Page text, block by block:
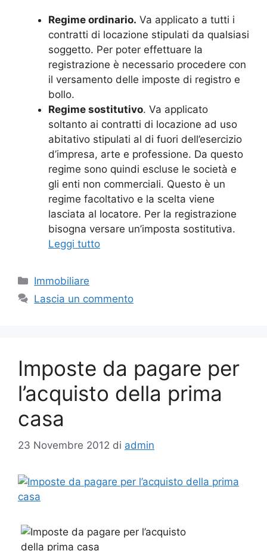
Regime ordinario. Va applicato a tutti i
contratti di locazione stipulati da qualsiasi
soggetto. Per poter effettuare la
registrazione è necessario procedere con
il versamento delle imposte di registro e
bollo.
Regime sostitutivo. Va applicato
soltanto ai contratti di locazione ad uso
abitativo stipulati al di fuori dell’esercizio
d’impresa, arte e professione. Da questo
regime sono quindi escluse le società e
gli enti non commerciali. Questo è un
regime facoltativo e la scelta viene
lasciata al locatore. Per la registrazione
bisogna versare un’imposta sostitutiva.
Leggi tutto
Categorie
Immobiliare
Lascia un commento
Imposte da pagare per
l’acquisto della prima
casa
23 Novembre 2012 di admin